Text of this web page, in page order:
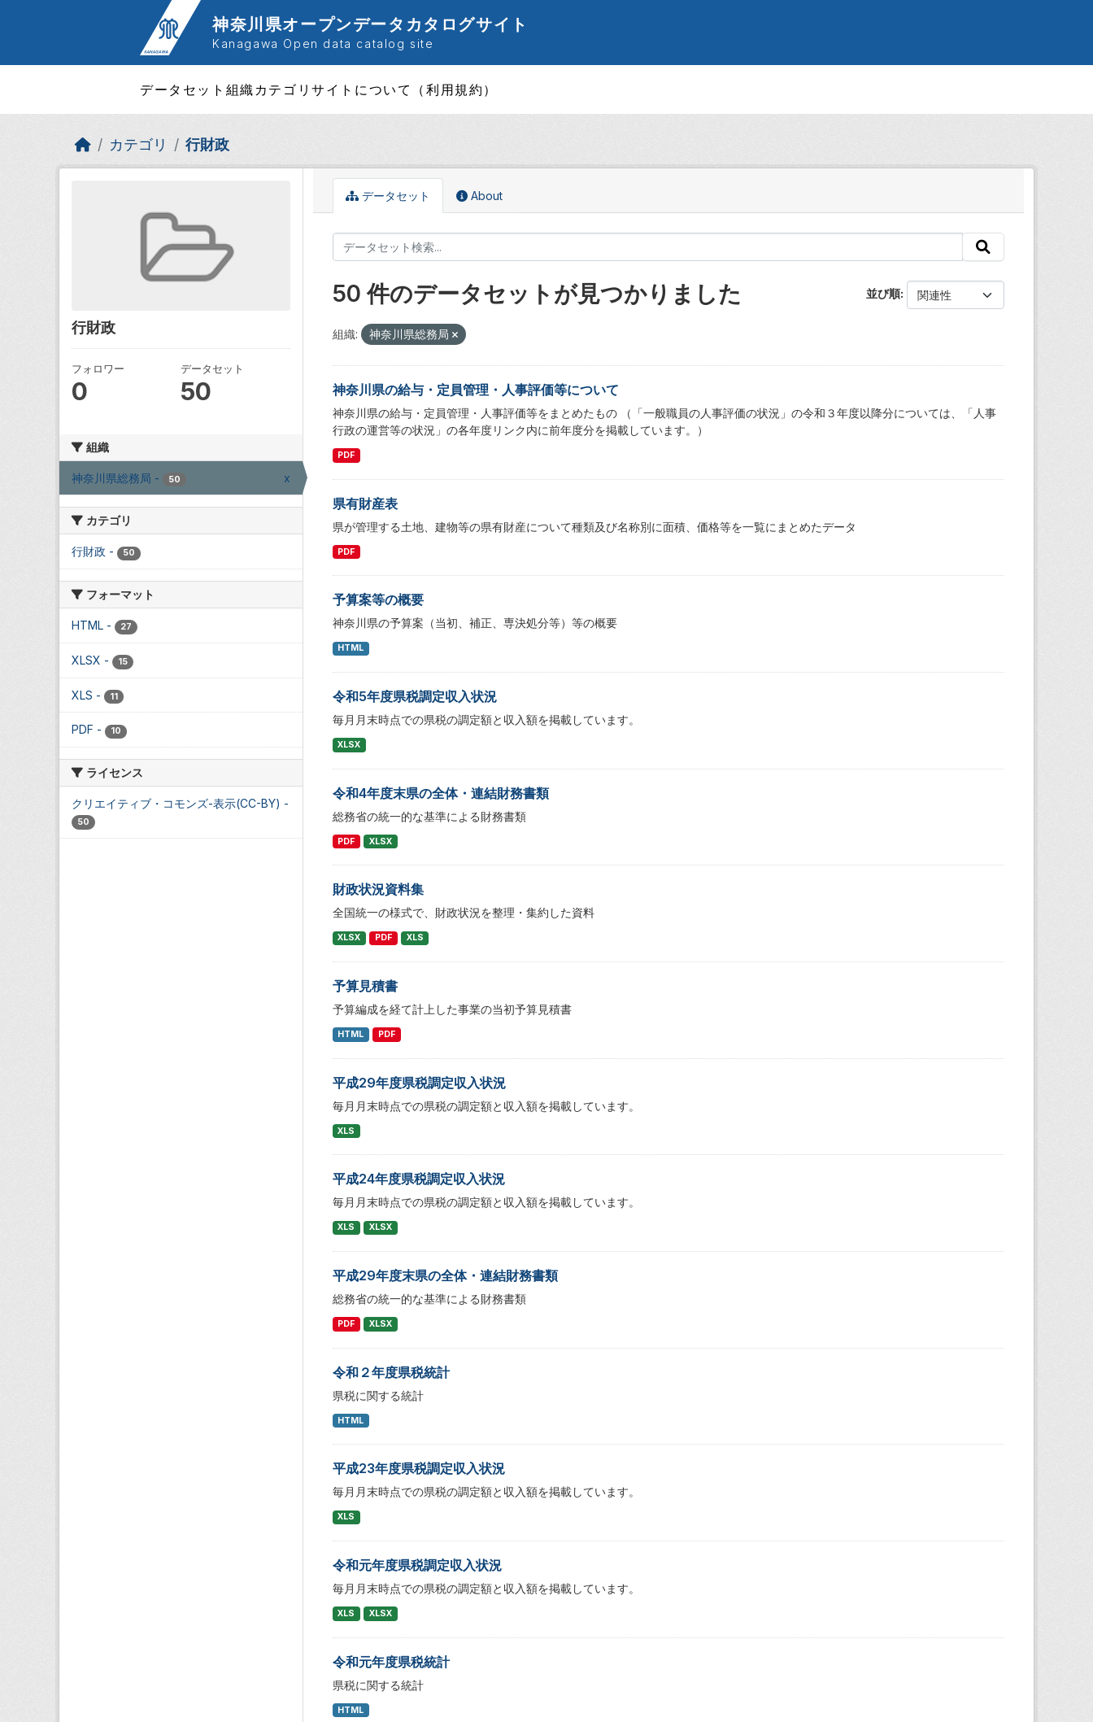
神奈川県オープンデータカタログサイト
Kanagawa Open data catalog site
データセット 組織 カテゴリサイトについて（利用規約）
カテゴリ 行財政
行財政
フォロワー
0
データセット
50
組織
神奈川県総務局 - 50 x
カテゴリ
行財政 - 50
フォーマット
HTML - 27
XLSX - 15
XLS - 11
PDF - 10
ライセンス
クリエイティブ・コモンズ-表示(CC-BY) -
50
データセット About
並び順
50 件のデータセットが見つかりました
組織: 神奈川県総務局
神奈川県の給与・定員管理・人事評価等について
神奈川県の給与・定員管理・人事評価等をまとめたもの （「一般職員の人事評価の状況」の令和３年度以降分については、「人事
行政の運営等の状況」の各年度リンク内に前年度分を掲載しています。）
PDF
県有財産表
県が管理する土地、建物等の県有財産について種類及び名称別に面積、価格等を一覧にまとめたデータ
PDF
予算案等の概要
神奈川県の予算案（当初、補正、専決処分等）等の概要
HTML
令和5年度県税調定収入状況
毎月月末時点での県税の調定額と収入額を掲載しています。
XLSX
令和4年度末県の全体・連結財務書類
総務省の統一的な基準による財務書類
PDF XLSX
財政状況資料集
全国統一の様式で、財政状況を整理・集約した資料
XLSX PDF XLS
予算見積書
予算編成を経て計上した事業の当初予算見積書
HTML PDF
平成29年度県税調定収入状況
毎月月末時点での県税の調定額と収入額を掲載しています。
XLS
平成24年度県税調定収入状況
毎月月末時点での県税の調定額と収入額を掲載しています。
XLS XLSX
平成29年度末県の全体・連結財務書類
総務省の統一的な基準による財務書類
PDF XLSX
令和２年度県税統計
県税に関する統計
HTML
平成23年度県税調定収入状況
毎月月末時点での県税の調定額と収入額を掲載しています。
XLS
令和元年度県税調定収入状況
毎月月末時点での県税の調定額と収入額を掲載しています。
XLS XLSX
令和元年度県税統計
県税に関する統計
HTML